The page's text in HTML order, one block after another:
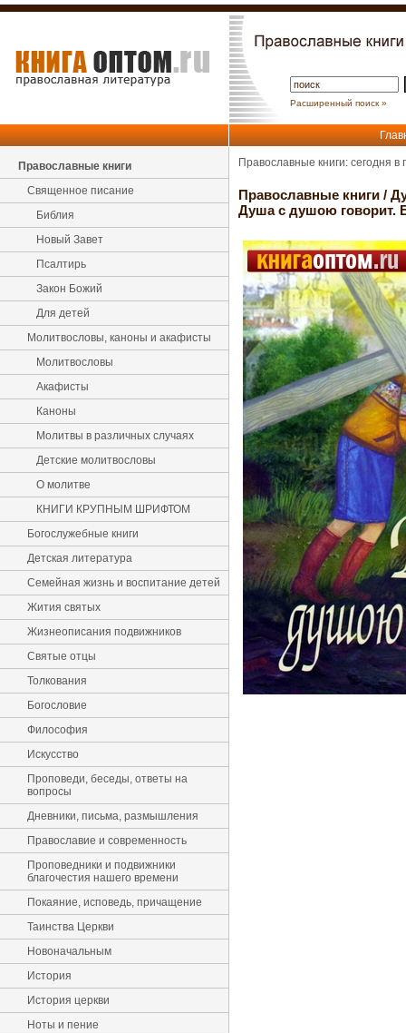
Расширенный поиск »
Православные книги
Священное писание
Библия
Новый Завет
Псалтирь
Закон Божий
Для детей
Молитвословы, каноны и акафисты
Молитвословы
Акафисты
Каноны
Молитвы в различных случаях
Детские молитвословы
О молитве
КНИГИ КРУПНЫМ ШРИФТОМ
Богослужебные книги
Детская литература
Семейная жизнь и воспитание детей
Жития святых
Жизнеописания подвижников
Святые отцы
Толкования
Богословие
Философия
Искусство
Проповеди, беседы, ответы на
вопросы
Дневники, письма, размышления
Православие и современность
Проповедники и подвижники
благочестия нашего времени
Покаяние, исповедь, причащение
Таинства Церкви
Новоначальным
История
История церкви
Ноты и пение
Православные книги: сегодня
Православные книги /
Душа с душою говорит.